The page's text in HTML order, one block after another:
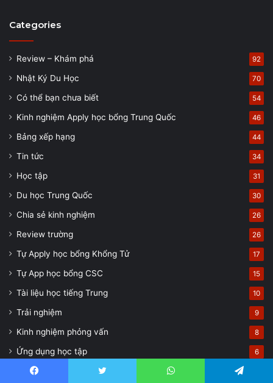
Categories
Review – Khám phá 92
Nhật Ký Du Học 70
Có thể bạn chưa biết 54
Kinh nghiệm Apply học bổng Trung Quốc 46
Bảng xếp hạng 44
Tin tức 34
Học tập 31
Du học Trung Quốc 30
Chia sẻ kinh nghiệm 26
Review trường 26
Tự Apply học bổng Khổng Tử 17
Tự App học bổng CSC 15
Tài liệu học tiếng Trung 10
Trải nghiệm 9
Kinh nghiệm phỏng vấn 8
Ứng dụng học tập 6
Thông tin tuyển sinh